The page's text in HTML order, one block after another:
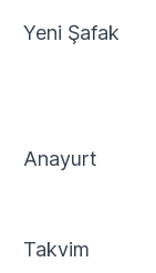
Yeni Şafak
Anayurt
Takvim